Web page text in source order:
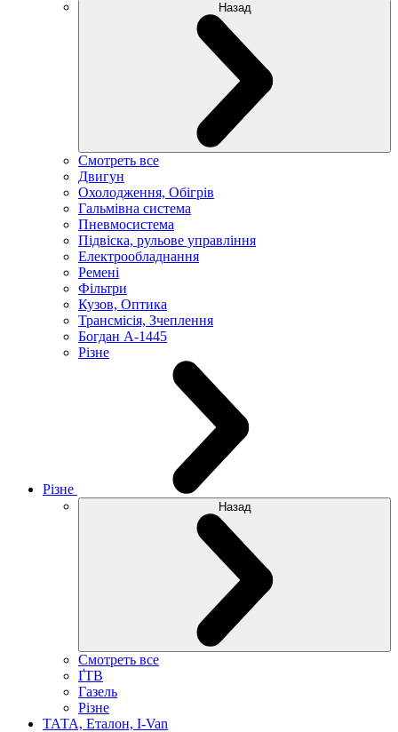
Назад
Смотреть все
Двигун
Охолодження, Обігрів
Гальмівна система
Пневмосистема
Підвіска, рульове управління
Електрообладнання
Ремені
Фільтри
Кузов, Оптика
Трансмісія, Зчеплення
Богдан А-1445
Різне
Різне
Назад
Смотреть все
ҐТВ
Газель
Різне
ТАТА, Еталон, I-Van